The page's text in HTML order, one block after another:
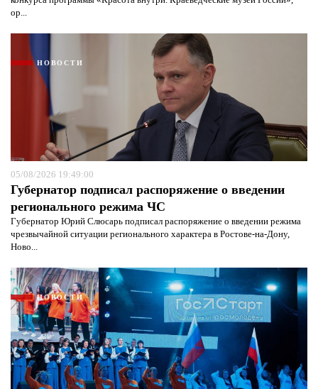
ор...
НОВОСТИ
05/08/2026 19:49:00
Губернатор подписал распоряжение о введении
регионального режима ЧС
Губернатор Юрий Слюсарь подписал распоряжение о введении режима
чрезвычайной ситуации регионального характера в Ростове-на-Дону,
Ново...
НОВОСТИ
защиты информации*